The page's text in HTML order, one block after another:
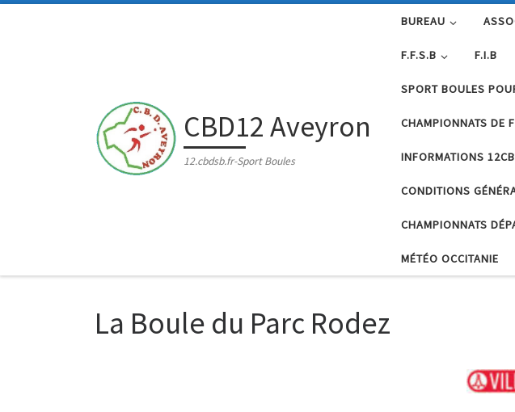
CBD12 Aveyron
12.cbdsb.fr-Sport Boules
BUREAU
F.F.S.B F.I.B
SPORT BOULES
CHAMPIONNATS DE
INFORMATIONS
CONDITIONS
CHAMPIONNATS
MÉTÉO OCCITANIE
La Boule du Parc Rodez